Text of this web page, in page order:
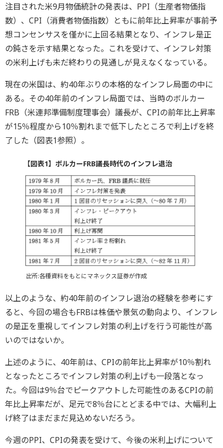
注目された米9月物価統計の発表は、PPI（生産者物価指
数）、CPI（消費者物価指数）ともに前年比上昇率が事前予
想コンセンサスを僅かに上回る結果となり、インフレ是正
の鈍さを示す結果となった。これを受けて、インフレ対策
の米利上げも未だ終わりの見通しが見えなくなっている。
現在の米国は、約40年ぶりの本格的なインフレ局面の中に
ある。その40年前のインフレ局面では、当時のボルカー
FRB（米連邦準備制度理事会）議長が、CPIの前年比上昇率
が15％程度から10％割れまで低下したところで利上げを終
了した（図表1参照）。
【図表1】ボルカーFRB議長時代のインフレ退治
出所:各種資料をもとにマネックス証券が作成
以上のような、約40年前のインフレ退治の経験を参考にす
ると、今回の場合もFRBは株価や景気の動向より、インフレ
の是正を重視してインフレ対策の利上げを行う可能性が高
いのではないか。
上述のように、40年前は、CPIの前年比上昇率が10％割れ
となったところでインフレ対策の利上げも一段落となっ
た。今回は9％台でピークアウトした可能性のあるCPIの前
年比上昇率だが、足元で8％台にとどまる中では、大幅利上
げ終了はまだまだ見込めないだろう。
今週のPPI、CPIの発表を受けて、今後の米利上げについて